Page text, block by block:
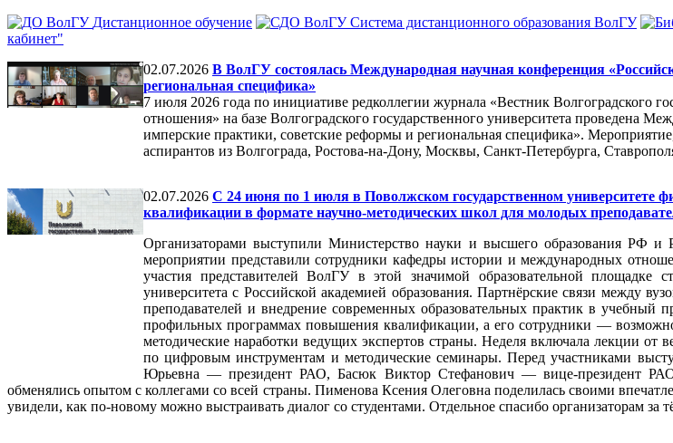
Дистанционное обучение
Система дистанционного образования ВолГУ
кабинет"
02.07.2026 В ВолГУ состоялась Международная научная конференция
региональная специфика»
7 июля 2026 года по инициативе редколлегии журнала «Вестник Волгоградского
отношения» на базе Волгоградского государственного университета проведена
имперские практики, советские реформы и региональная специфика».
аспирантов из Волгограда, Ростова-на-Дону, Москвы, Санкт-Петербурга,
02.07.2026 С 24 июня по 1 июля в Поволжском государственном университете
квалификации в формате научно‑методических школ для молодых
Организаторами выступили Министерство науки и высшего образования РФ и
мероприятии представили сотрудники кафедры истории и международных
участия представителей ВолГУ в этой значимой образовательной площадке
университета с Российской академией образования. Партнёрские связи между
преподавателей и внедрение современных образовательных практик в
профильных программах повышения квалификации, а его сотрудники —
методические наработки ведущих экспертов страны. Неделя включала лекции
по цифровым инструментам и методические семинары. Перед участниками
Юрьевна — президент РАО, Басюк Виктор Стефанович — вице‑президент
обменялись опытом с коллегами со всей страны. Пименова Ксения Олеговна поделилась своими
увидели, как по‑новому можно выстраивать диалог со студентами. Отдельное спасибо организаторам